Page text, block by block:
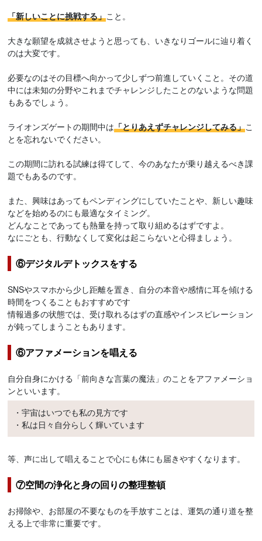
「新しいことに挑戦する」こと。
大きな願望を成就させようと思っても、いきなりゴールに辿り着く
のは大変です。
必要なのはその目標へ向かって少しずつ前進していくこと。その道
中には未知の分野やこれまでチャレンジしたことのないような問題
もあるでしょう。
ライオンズゲートの期間中は「とりあえずチャレンジしてみる」こ
とを忘れないでください。
この期間に訪れる試練は得てして、今のあなたが乗り越えるべき課
題でもあるのです。
また、興味はあってもペンディングにしていたことや、新しい趣味
などを始めるのにも最適なタイミング。
どんなことであっても熱量を持って取り組めるはずですよ。
なにごとも、行動なくして変化は起こらないと心得ましょう。
⑥デジタルデトックスをする
SNSやスマホから少し距離を置き、自分の本音や感情に耳を傾ける
時間をつくることもおすすめです
情報過多の状態では、受け取れるはずの直感やインスピレーション
が鈍ってしまうこともあります。
⑥アファメーションを唱える
自分自身にかける「前向きな言葉の魔法」のことをアファメーショ
ンといいます。
・宇宙はいつでも私の見方です
・私は日々自分らしく輝いています
等、声に出して唱えることで心にも体にも届きやすくなります。
⑦空間の浄化と身の回りの整理整頓
お掃除や、お部屋の不要なものを手放すことは、運気の通り道を整
える上で非常に重要です。